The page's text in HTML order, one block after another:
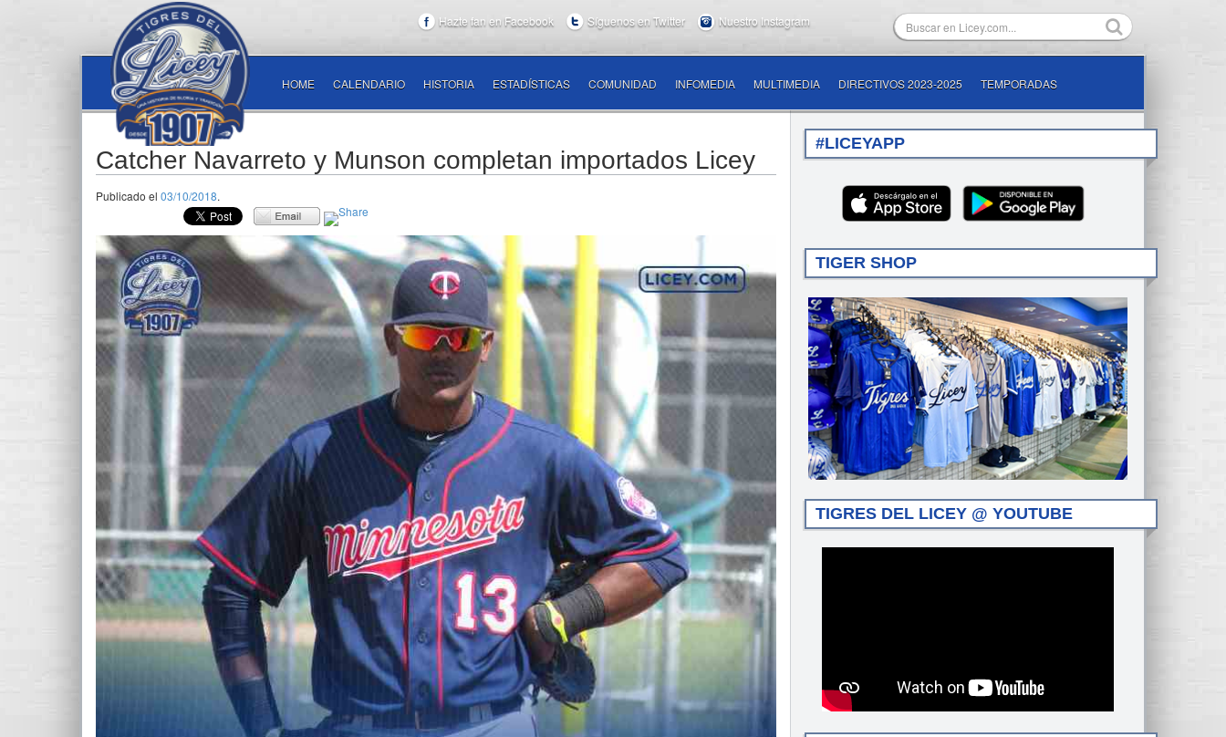
Hazte fan en Facebook Síguenos en Twitter Nuestro Instagram
HOME CALENDARIO HISTORIA ESTADÍSTICAS COMUNIDAD INFOMEDIA MULTIMEDIA DIRECTIVOS 2023-2025 TEMPORADAS
Catcher Navarreto y Munson completan importados Licey
Publicado el 03/10/2018.
#LICEYAPP
TIGER SHOP
TIGRES DEL LICEY @ YOUTUBE